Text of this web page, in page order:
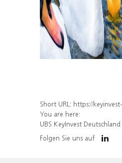
Short URL: https://keyinvest-de.ubs.com/
You are here:
UBS KeyInvest Deutschland
Folgen Sie uns auf